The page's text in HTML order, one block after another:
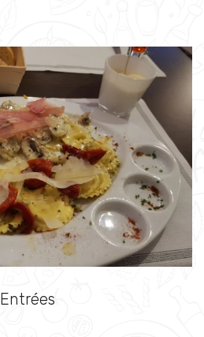
Entrées